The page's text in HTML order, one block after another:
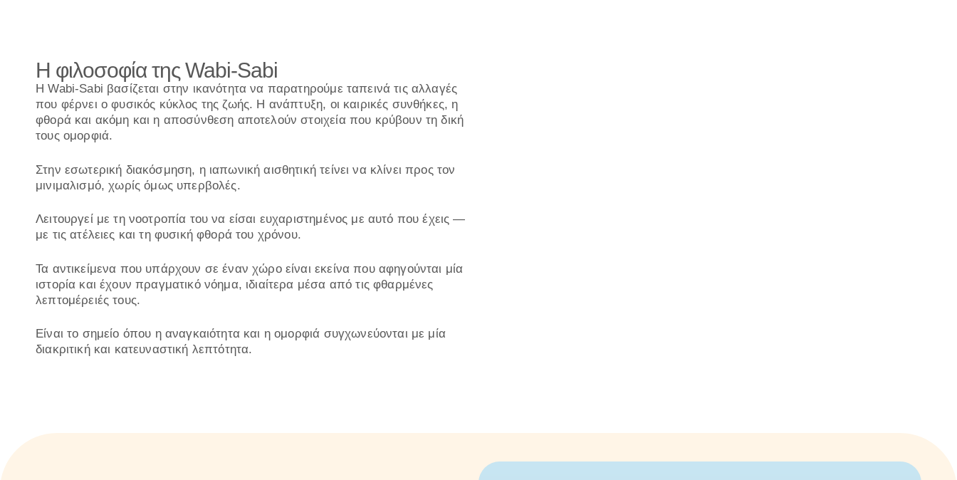
Η φιλοσοφία της Wabi-Sabi
Η Wabi-Sabi βασίζεται στην ικανότητα να παρατηρούμε ταπεινά τις αλλαγές
που φέρνει ο φυσικός κύκλος της ζωής. Η ανάπτυξη, οι καιρικές συνθήκες, η
φθορά και ακόμη και η αποσύνθεση αποτελούν στοιχεία που κρύβουν τη δική
τους ομορφιά.
Στην εσωτερική διακόσμηση, η ιαπωνική αισθητική τείνει να κλίνει προς τον
μινιμαλισμό, χωρίς όμως υπερβολές.
Λειτουργεί με τη νοοτροπία του να είσαι ευχαριστημένος με αυτό που έχεις —
με τις ατέλειες και τη φυσική φθορά του χρόνου.
Τα αντικείμενα που υπάρχουν σε έναν χώρο είναι εκείνα που αφηγούνται μία
ιστορία και έχουν πραγματικό νόημα, ιδιαίτερα μέσα από τις φθαρμένες
λεπτομέρειές τους.
Είναι το σημείο όπου η αναγκαιότητα και η ομορφιά συγχωνεύονται με μία
διακριτική και κατευναστική λεπτότητα.